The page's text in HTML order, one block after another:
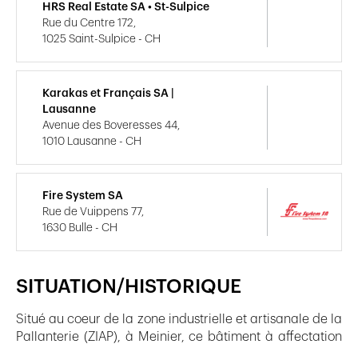
SITUATION/HISTORIQUE
Situé au coeur de la zone industrielle et artisanale de la
Pallanterie (ZIAP), à Meinier, ce bâtiment à affectation
HRS Real Estate SA • St-Sulpice
Rue du Centre 172,
1025 Saint-Sulpice - CH
Karakas et Français SA |
Lausanne
Avenue des Boveresses 44,
1010 Lausanne - CH
Fire System SA
Rue de Vuippens 77,
1630 Bulle - CH